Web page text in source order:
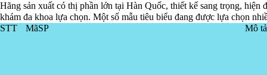
Hãng sản xuất có thị phần lớn tại Hàn Quốc, thiết kế sang trọng,
khám đa khoa lựa chọn. Một số mẫu tiêu biểu đang được lựa chọn
STT
MãSP Mô